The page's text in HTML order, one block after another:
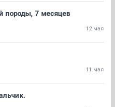
породы, 7 месяцев
12 мая
11 мая